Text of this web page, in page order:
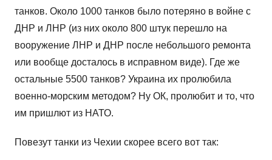
танков. Около 1000 танков было потеряно в войне с
ДНР и ЛНР (из них около 800 штук перешло на
вооружение ЛНР и ДНР после небольшого ремонта
или вообще досталось в исправном виде). Где же
остальные 5500 танков? Украина их пролюбила
военно-морским методом? Ну ОК, пролюбит и то, что
им пришлют из НАТО.
Повезут танки из Чехии скорее всего вот так: